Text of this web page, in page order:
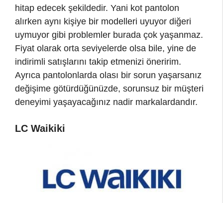
hitap edecek şekildedir. Yani kot pantolon
alırken aynı kişiye bir modelleri uyuyor diğeri
uymuyor gibi problemler burada çok yaşanmaz.
Fiyat olarak orta seviyelerde olsa bile, yine de
indirimli satışlarını takip etmenizi öneririm.
Ayrıca pantolonlarda olası bir sorun yaşarsanız
değişime götürdüğünüzde, sorunsuz bir müşteri
deneyimi yaşayacağınız nadir markalardandır.
LC Waikiki